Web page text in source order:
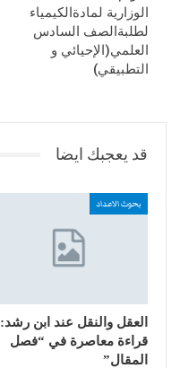
الوزارية لمادةالكيمياء
لطلبةالصف السادس
العلمي(الإحيائي و
التطبيقي)
قد يعجبك ايضا
بحوث الاعداد
العقل والنقل عند ابن رشد:
قراءة معاصرة في “فصل
المقال”